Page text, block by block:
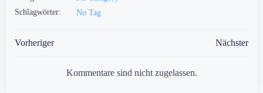
Schlagwörter:
No Tag
Post
navigation
Vorheriger
navigation
Nächster
Kommentare sind nicht zugelassen.